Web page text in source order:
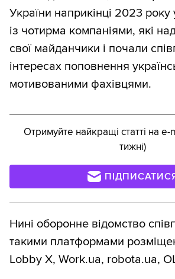
України наприкінці 2023 року
із чотирма компаніями, які
свої майданчики і почали
інтересах поповнення
мотивованими фахівцями.
Отримуйте найкращі статті на
тижні)
Нині оборонне відомство
такими платформами
Lobby X, Work.ua, robota.ua,